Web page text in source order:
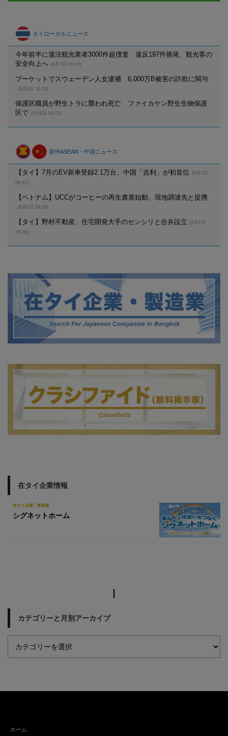
タイローカルニュース
今年前半に違法観光業者3000件超捜査 違反197件摘発、観光客の
安全向上へ
(8月7日 09:04)
プーケットでスウェーデン人女逮捕 6,000万B被害の詐欺に関与
(8月6日 16:22)
保護区職員が野生トラに襲われ死亡 ファイカケン野生生物保護
区で
(8月6日 09:22)
亜州ASEAN・中国ニュース
【タイ】7月のEV新車登録2.1万台、中国「吉利」が初首位
(8月7日
09:21)
【ベトナム】UCCがコーヒーの再生農業始動、現地調達先と提携
(8月7日 09:20)
【タイ】野村不動産、住宅開発大手のセンシリと合弁設立
(8月7日
09:20)
在タイ企業情報
在タイ企業・製造業
シグネットホーム
カテゴリーと月別アーカイブ
ホーム